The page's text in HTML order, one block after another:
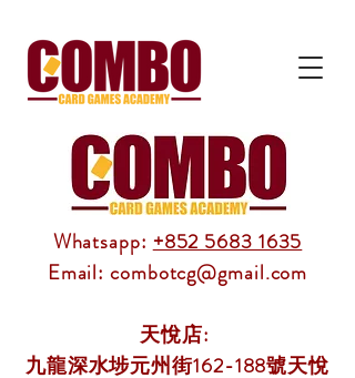
Whatsapp: +852 5683 1635
Email: combotcg@gmail.com
天悅店:
九龍深水埗元州街162-188號天悅